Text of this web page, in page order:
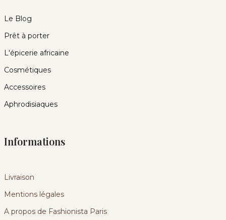
Le Blog
Prêt à porter
L'épicerie africaine
Cosmétiques
Accessoires
Aphrodisiaques
Informations
Livraison
Mentions légales
A propos de Fashionista Paris